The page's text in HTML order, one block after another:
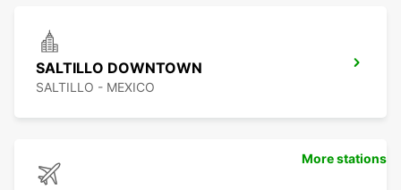
SALTILLO DOWNTOWN
SALTILLO - MEXICO
More stations